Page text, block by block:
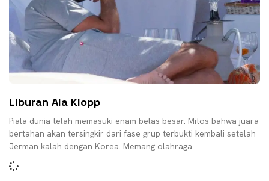
Liburan Ala Klopp
Piala dunia telah memasuki enam belas besar. Mitos bahwa juara
bertahan akan tersingkir dari fase grup terbukti kembali setelah
Jerman kalah dengan Korea. Memang olahraga